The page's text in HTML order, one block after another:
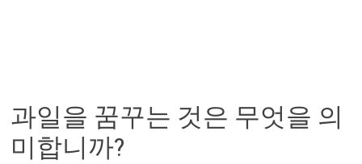
과일을 꿈꾸는 것은 무엇을 의
미합니까?